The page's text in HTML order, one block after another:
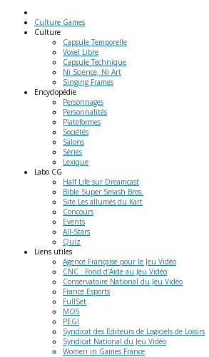
Culture Games
Culture
Capsule Temporelle
Voxel Libre
Capsule Technique
Ni Science, Ni Art
Singing Frames
Encyclopédie
Personnages
Personnalités
Plateformes
Sociétés
Salons
Séries
Lexique
Labo CG
Half Life sur Dreamcast
Bible Super Smash Bros.
Site Les allumés du Kart
Concours
Events
All-Stars
Quiz
Liens utiles
Agence Française pour le Jeu Vidéo
CNC : Fond d'Aide au Jeu Vidéo
Conservatoire National du Jeu Vidéo
France Esports
FullSet
MO5
PEGI
Syndicat des Editeurs de Logiciels de Loisirs
Syndicat National du Jeu Vidéo
Women in Games France